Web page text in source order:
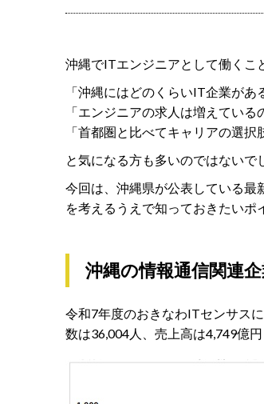
沖縄でITエンジニアとして働くこ
「沖縄にはどのくらいIT企業があ
「エンジニアの求人は増えている
「首都圏と比べてキャリアの選択
と気になる方も多いのではないで
今回は、沖縄県が公表している最
を考えるうえで知っておきたいポ
沖縄の情報通信関連
令和7年度のおきなわITセンサス
数は36,004人、売上高は4,749億円